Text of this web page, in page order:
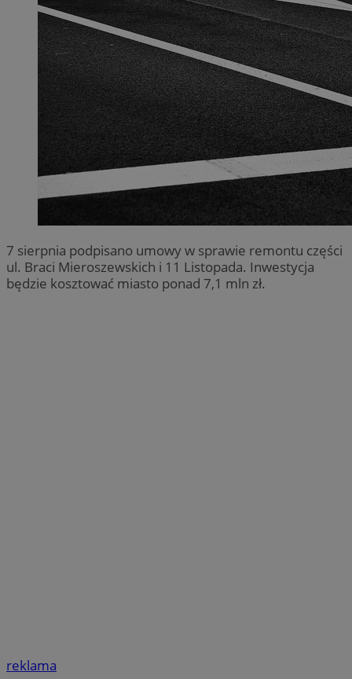
7 sierpnia podpisano umowy w sprawie remontu części
ul. Braci Mieroszewskich i 11 Listopada. Inwestycja
będzie kosztować miasto ponad 7,1 mln zł.
reklama